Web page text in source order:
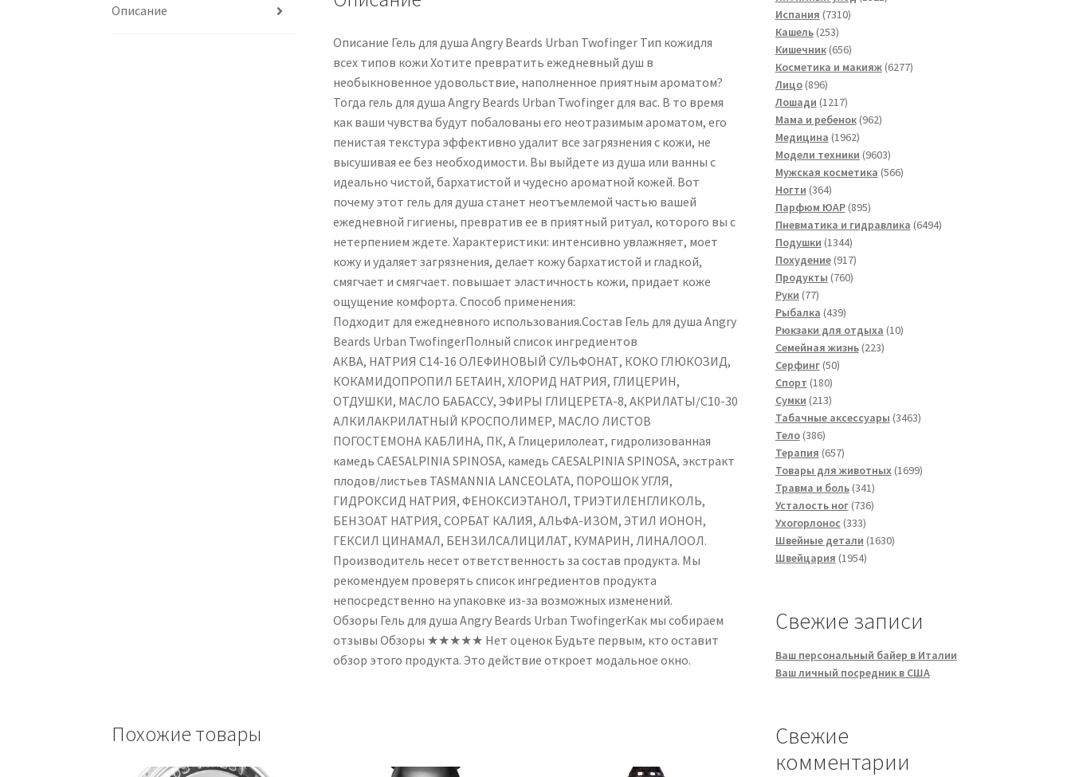
Описание
Описание Гель для душа Angry Beards Urban Twofinger Тип кожидля
всех типов кожи Хотите превратить ежедневный душ в
необыкновенное удовольствие, наполненное приятным ароматом?
Тогда гель для душа Angry Beards Urban Twofinger для вас. В то время
как ваши чувства будут побалованы его неотразимым ароматом, его
пенистая текстура эффективно удалит все загрязнения с кожи, не
высушивая ее без необходимости. Вы выйдете из душа или ванны с
идеально чистой, бархатистой и чудесно ароматной кожей. Вот
почему этот гель для душа станет неотъемлемой частью вашей
ежедневной гигиены, превратив ее в приятный ритуал, которого вы с
нетерпением ждете. Характеристики: интенсивно увлажняет, моет
кожу и удаляет загрязнения, делает кожу бархатистой и гладкой,
смягчает и смягчает. повышает эластичность кожи, придает коже
ощущение комфорта. Способ применения:
Подходит для ежедневного использования.Состав Гель для душа Angry
Beards Urban TwofingerПолный список ингредиентов
АКВА, НАТРИЯ C14-16 ОЛЕФИНОВЫЙ СУЛЬФОНАТ, КОКО ГЛЮКОЗИД,
КОКАМИДОПРОПИЛ БЕТАИН, ХЛОРИД НАТРИЯ, ГЛИЦЕРИН,
ОТДУШКИ, МАСЛО БАБАССУ, ЭФИРЫ ГЛИЦЕРЕТА-8, АКРИЛАТЫ/C10-30
АЛКИЛАКРИЛАТНЫЙ КРОСПОЛИМЕР, МАСЛО ЛИСТОВ
ПОГОСТЕМОНА КАБЛИНА, ПК, А Глицерилолеат, гидролизованная
камедь CAESALPINIA SPINOSA, камедь CAESALPINIA SPINOSA, экстракт
плодов/листьев TASMANNIA LANCEOLATA, ПОРОШОК УГЛЯ,
ГИДРОКСИД НАТРИЯ, ФЕНОКСИЭТАНОЛ, ТРИЭТИЛЕНГЛИКОЛЬ,
БЕНЗОАТ НАТРИЯ, СОРБАТ КАЛИЯ, АЛЬФА-ИЗОМ, ЭТИЛ ИОНОН,
ГЕКСИЛ ЦИНАМАЛ, БЕНЗИЛСАЛИЦИЛАТ, КУМАРИН, ЛИНАЛООЛ.
Производитель несет ответственность за состав продукта. Мы
рекомендуем проверять список ингредиентов продукта
непосредственно на упаковке из-за возможных изменений.
Обзоры Гель для душа Angry Beards Urban TwofingerКак мы собираем
отзывы Обзоры ★★★★★ Нет оценок Будьте первым, кто оставит
обзор этого продукта. Это действие откроет модальное окно.
Похожие товары
Испания 73107310
Кашель 253253
товара
Кишечник 656656
товаров
Косметика и макияж 62776277
Лицо 896896
товаров
Лошади 12171217
товаров
Мама и ребенок 962962
Медицина 19621962
товара
Модели техники 96039603
товара
Мужская косметика 566566
Ногти 364364
товара
Парфюм ЮАР 895895
товаров
Пневматика и гидравлика 64946494
Подушки 13441344
товара
Похудение 917917
товаров
Продукты 760760
Руки 7777
товаров
Рыбалка 439439
товаров
Рюкзаки для отдыха 1010
Семейная жизнь 223223
Серфинг 5050
Спорт 180180
товаров
Сумки 213213
товаров
Табачные аксессуары 34633463
Тело 386386
товаров
Терапия 657657
товаров
Товары для животных 16991699
Травма и боль 341341
товар
Усталость ног 736736
Ухогорлонос 333333
товара
Швейные детали 16301630
Швейцария 19541954
Свежие записи
Ваш персональный байер в Италии
Ваш личный посредник в США
Свежие
комментарии